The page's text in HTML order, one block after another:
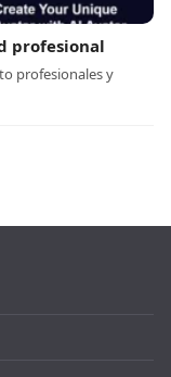
profesional
profesionales y